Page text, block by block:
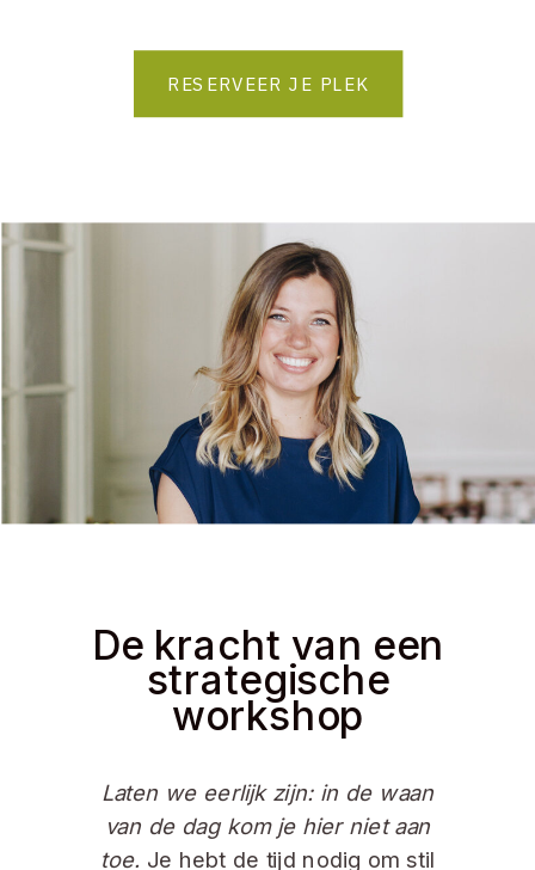
RESERVEER JE PLEK
Laten we eerlijk zijn: in de waan
van de dag kom je hier niet aan
toe. Je hebt de tijd nodig om stil
De kracht van een
strategische
workshop